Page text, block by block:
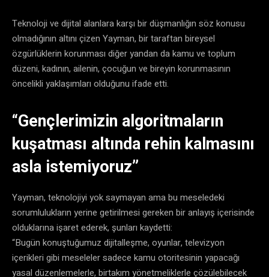
Teknoloji ve dijital alanlara karşı bir düşmanlığın söz konusu
olmadığının altını çizen Yayman, bir taraftan bireysel
özgürlüklerin korunması diğer yandan da kamu ve toplum
düzeni, kadının, ailenin, çocuğun ve bireyin korunmasının
öncelikli yaklaşımları olduğunu ifade etti.
“Gençlerimizin algoritmaların
kuşatması altında rehin kalmasını
asla istemiyoruz”
Yayman, teknolojiyi yok saymayan ama bu meseledeki
sorumlulukların yerine getirilmesi gereken bir anlayış içerisinde
olduklarına işaret ederek, şunları kaydetti:
“Bugün konuştuğumuz dijitalleşme, oyunlar, televizyon
içerikleri gibi meseleler sadece kamu otoritesinin yapacağı
yasal düzenlemelerle, birtakım yönetmeliklerle çözülebilecek